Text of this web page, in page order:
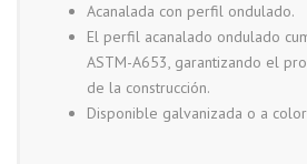
Acanalada con perfil ondulado.
El perfil acanalado ondulado
ASTM-A653, garantizando el
de la construcción.
Disponible galvanizada o a